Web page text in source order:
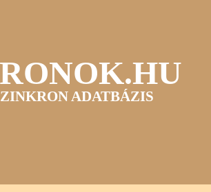
ADATBÁZIS